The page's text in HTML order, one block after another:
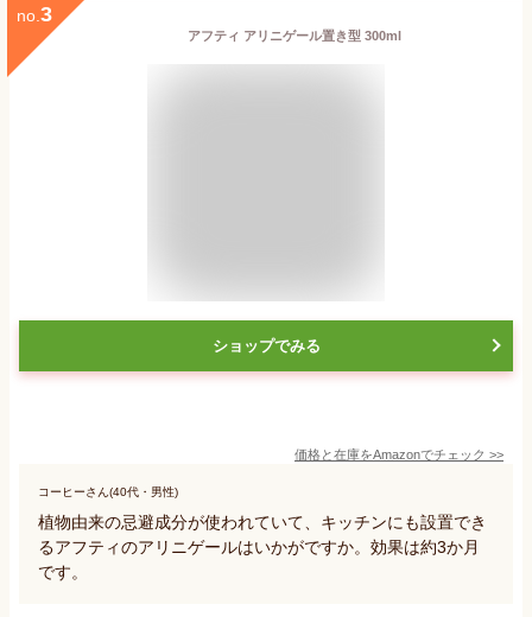
no. 3
アフティ アリニゲール置き型 300ml
ショップでみる
価格と在庫をAmazonでチェック >>
コーヒーさん(40代・男性)
植物由来の忌避成分が使われていて、キッチンにも設置でき
るアフティのアリニゲールはいかがですか。効果は約3か月
です。